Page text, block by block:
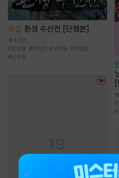
소설 환생 수선전 [단행본]
1.6만
# 환생물 #먼치킨 #성장물 #선협물
#신무협
#
#